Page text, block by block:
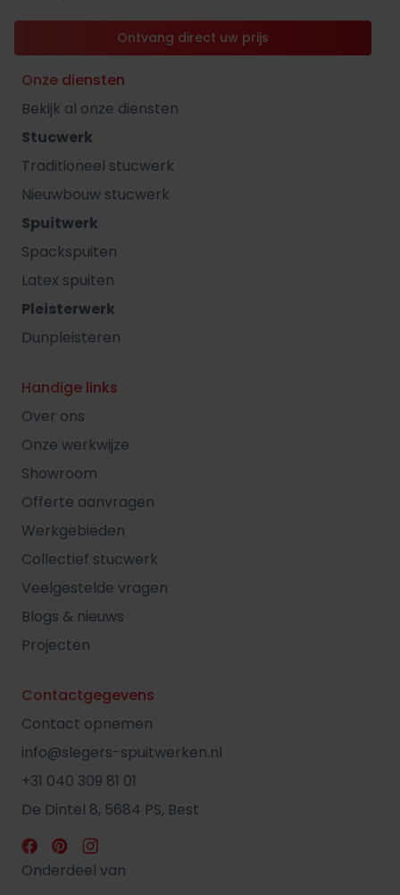
Ontvang direct uw prijs
Onze diensten
Bekijk al onze diensten
Stucwerk
Traditioneel stucwerk
Nieuwbouw stucwerk
Spuitwerk
Spackspuiten
Latex spuiten
Pleisterwerk
Dunpleisteren
Handige links
Over ons
Onze werkwijze
Showroom
Offerte aanvragen
Werkgebieden
Collectief stucwerk
Veelgestelde vragen
Blogs & nieuws
Projecten
Contactgegevens
Contact opnemen
info@slegers-spuitwerken.nl
+31 040 309 81 01
De Dintel 8, 5684 PS, Best
Onderdeel van